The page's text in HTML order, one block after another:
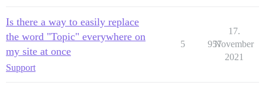
Is there a way to easily replace
the word "Topic" everywhere on
my site at once
Support
5 957
17.
November
2021